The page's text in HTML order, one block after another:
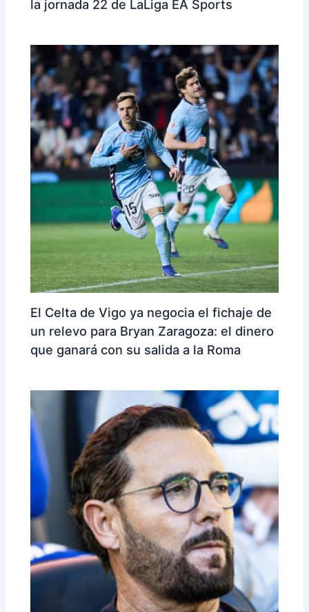
la jornada 22 de LaLiga EA Sports
El Celta de Vigo ya negocia el fichaje de
un relevo para Bryan Zaragoza: el dinero
que ganará con su salida a la Roma